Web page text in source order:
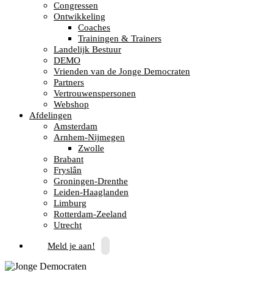
Congressen
Ontwikkeling
Coaches
Trainingen & Trainers
Landelijk Bestuur
DEMO
Vrienden van de Jonge Democraten
Partners
Vertrouwenspersonen
Webshop
Afdelingen
Amsterdam
Arnhem-Nijmegen
Zwolle
Brabant
Fryslân
Groningen-Drenthe
Leiden-Haaglanden
Limburg
Rotterdam-Zeeland
Utrecht
Meld je aan!